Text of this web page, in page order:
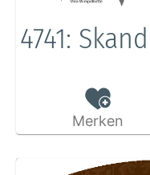
4741:
Merken